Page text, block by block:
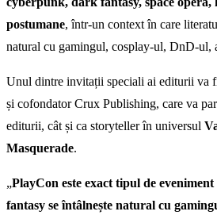
postumane, într-un context în care
natural cu gamingul, cosplay-ul, DnD-ul,
Unul dintre invitații speciali ai editurii va
și cofondator Crux Publishing, care va
editurii, cât și ca storyteller în universul
Masquerade.
„PlayCon este exact tipul de
fantasy se întâlnește natural cu